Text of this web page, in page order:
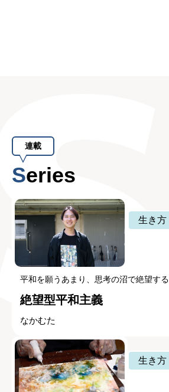
連載
Series
生き方
平和を願うあまり、思考の沼で絶望する
絶望型平和主義
なかむた
生き方